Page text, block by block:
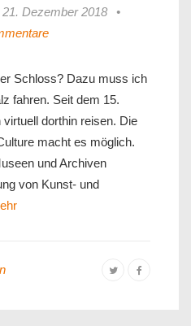
21. Dezember 2018
•
Schloss? Dazu muss ich
fahren. Seit dem 15.
dorthin reisen. Die
macht es möglich.
und Archiven
von Kunst- und